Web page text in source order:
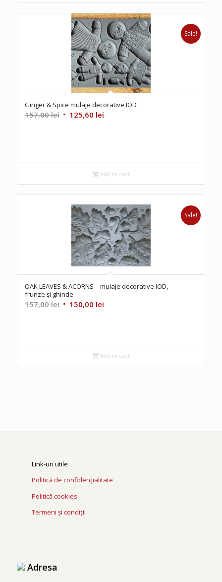
Ginger & Spice mulaje decorative IOD
157,00lei Original
125,60 leiCurrent
Sale!
Add to cart
OAK LEAVES & ACORNS – mulaje decorative IOD,
frunze și ghinde
157,00lei Original
150,00 leiCurrent
Sale!
Add to cart
Link-uri utile
Politică de confidențialitate
Politică cookies
Termeni și condiții
Adresa